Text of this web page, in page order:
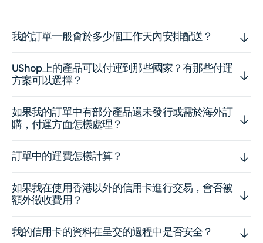
我的訂單一般會於多少個工作天內安排配送？
UShop上的產品可以付運到那些國家？有那些付運
方案可以選擇？
如果我的訂單中有部分產品還未發行或需於海外訂
購，付運方面怎樣處理？
訂單中的運費怎樣計算？
如果我在使用香港以外的信用卡進行交易，會否被
額外徵收費用？
我的信用卡的資料在呈交的過程中是否安全？